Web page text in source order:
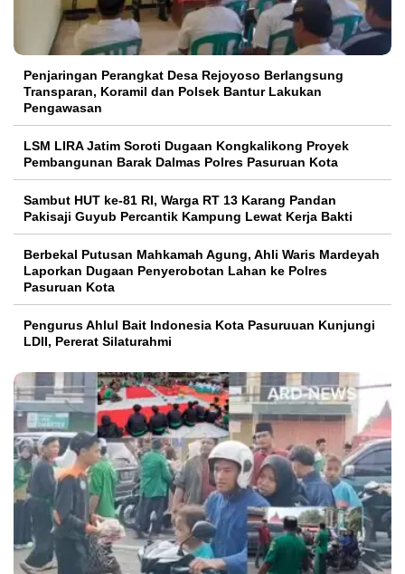
Penjaringan Perangkat Desa Rejoyoso Berlangsung
Transparan, Koramil dan Polsek Bantur Lakukan
Pengawasan
LSM LIRA Jatim Soroti Dugaan Kongkalikong Proyek
Pembangunan Barak Dalmas Polres Pasuruan Kota
Sambut HUT ke-81 RI, Warga RT 13 Karang Pandan
Pakisaji Guyub Percantik Kampung Lewat Kerja Bakti
Berbekal Putusan Mahkamah Agung, Ahli Waris Mardeyah
Laporkan Dugaan Penyerobotan Lahan ke Polres
Pasuruan Kota
Pengurus Ahlul Bait Indonesia Kota Pasuruuan Kunjungi
LDII, Pererat Silaturahmi